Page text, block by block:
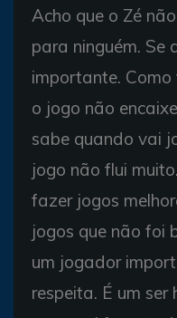
Acho que o Zé
para ninguém. Se
importante.
o jogo não
sabe quando vai
jogo não flui
fazer jogos
jogos que não foi
um jogador
respeita. É um ser